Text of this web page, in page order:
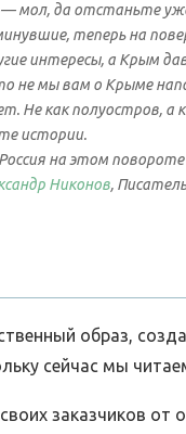
мол, да отстаньте
теперь на
интересы, а Крым
не мы вам о Крыме
Не как полуостров, а
истории.
на этом повороте
Никонов,
образ,
сейчас мы
заказчиков от